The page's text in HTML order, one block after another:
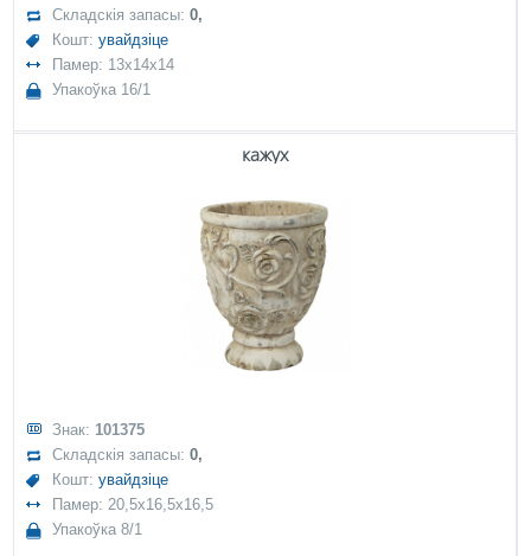
Складскія запасы:0,
Кошт:увайдзіце
Памер: 13x14x14
Упакоўка 16/1
кажух
Знак: 101375
Складскія запасы:0,
Кошт:увайдзіце
Памер: 20,5x16,5x16,5
Упакоўка 8/1